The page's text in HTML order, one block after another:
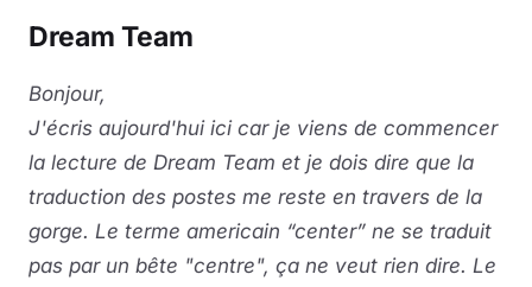
Dream Team
Bonjour,
J'écris aujourd'hui ici car je viens de commencer
la lecture de Dream Team et je dois dire que la
traduction des postes me reste en travers de la
gorge. Le terme americain “center” ne se traduit
pas par un bête "centre", ça ne veut rien dire. Le